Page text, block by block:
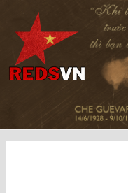
Kênh chia sẻ tri thức cộng đồng